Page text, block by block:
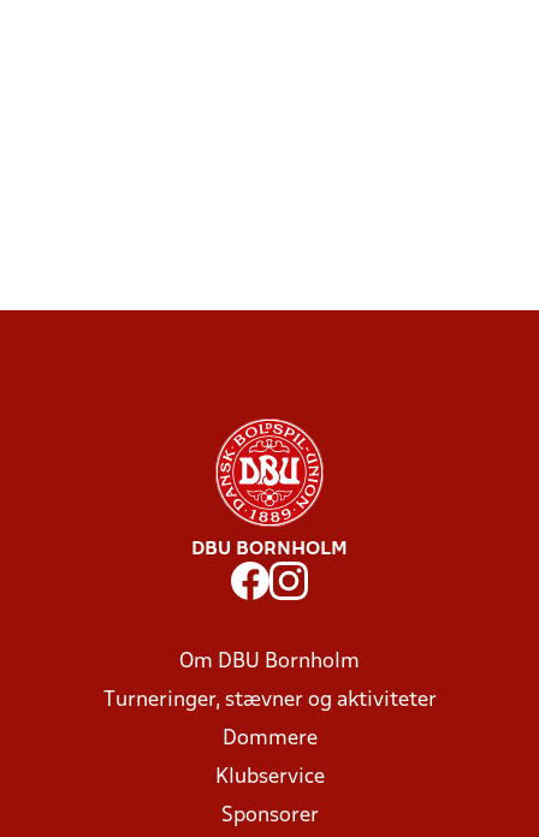
DBU BORNHOLM
Om DBU Bornholm
Turneringer, stævner og aktiviteter
Dommere
Klubservice
Sponsorer